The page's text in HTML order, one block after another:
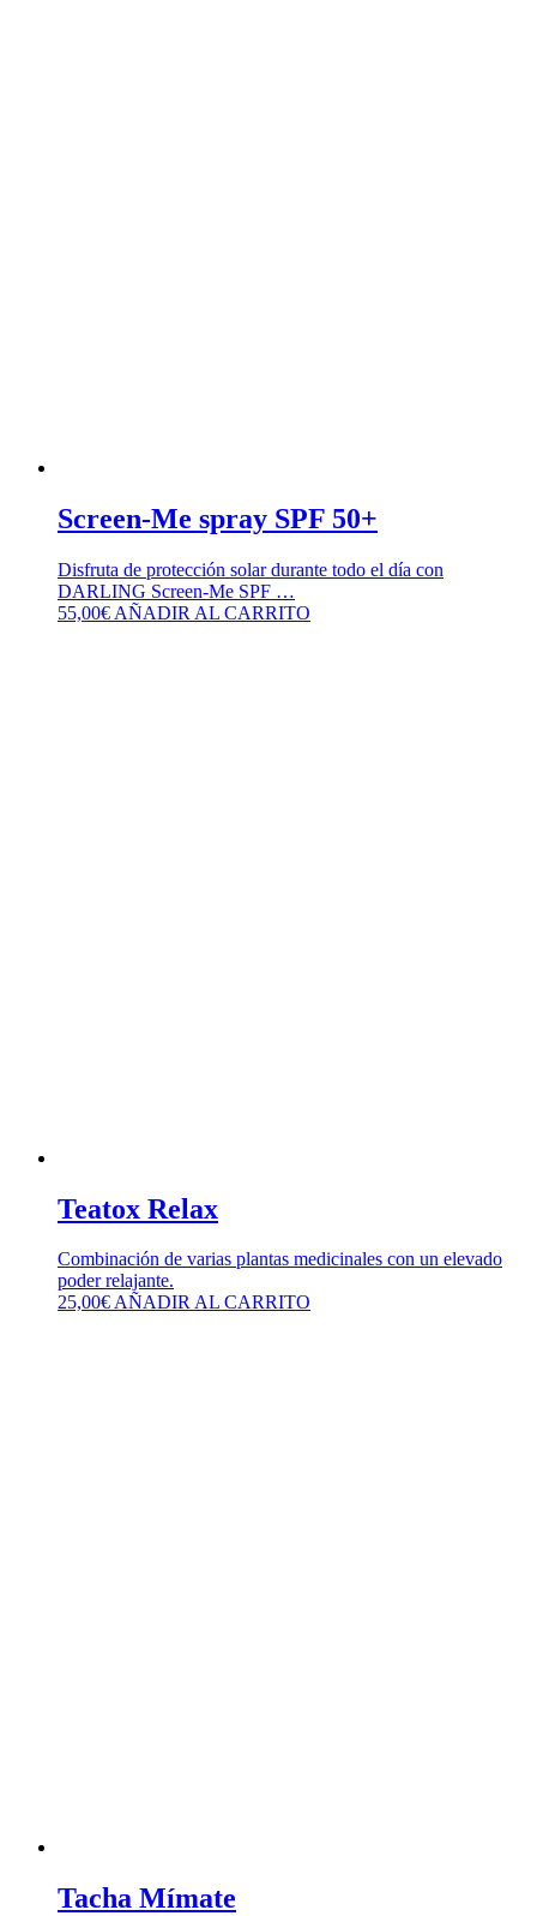
Screen-Me spray SPF 50+
Disfruta de protección solar durante todo el día con
DARLING Screen-Me SPF …
55,00€ AÑADIR AL CARRITO
Teatox Relax
Combinación de varias plantas medicinales con un elevado
poder relajante.
25,00€AÑADIR AL CARRITO
Tacha Mímate